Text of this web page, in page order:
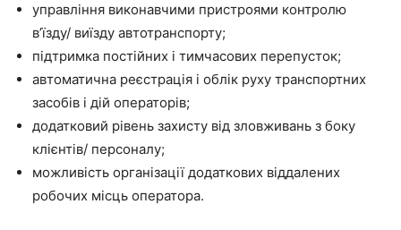
управління виконавчими пристроями контролю
в’їзду/ виїзду автотранспорту;
підтримка постійних і тимчасових перепусток;
автоматична реєстрація і облік руху транспортних
засобів і дій операторів;
додатковий рівень захисту від зловживань з боку
клієнтів/ персоналу;
можливість організації додаткових віддалених
робочих місць оператора.